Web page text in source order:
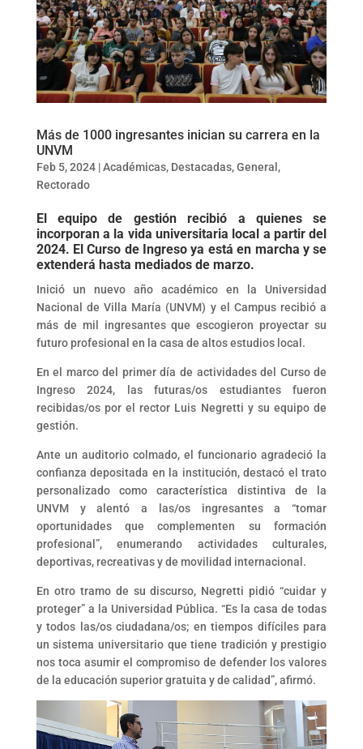
Más de 1000 ingresantes inician su carrera en la
UNVM
Feb 5, 2024|Académicas, Destacadas,General ,
Rectorado
El equipo de gestión recibió a quienes se
incorporan a la vida universitaria local a partir del
2024. El Curso de Ingreso ya está en marcha y se
extenderá hasta mediados de marzo.
Inició un nuevo año académico en la Universidad
Nacional de Villa María (UNVM) y el Campus recibió a
más de mil ingresantes que escogieron proyectar su
futuro profesional en la casa de altos estudios local.
En el marco del primer día de actividades del Curso de
Ingreso 2024, las futuras/os estudiantes fueron
recibidas/os por el rector Luis Negretti y su equipo de
gestión.
Ante un auditorio colmado, el funcionario agradeció la
confianza depositada en la institución, destacó el trato
personalizado como característica distintiva de la
UNVM y alentó a las/os ingresantes a “tomar
oportunidades que complementen su formación
profesional”, enumerando actividades culturales,
deportivas, recreativas y de movilidad internacional.
En otro tramo de su discurso, Negretti pidió “cuidar y
proteger” a la Universidad Pública. “Es la casa de todas
y todos las/os ciudadana/os; en tiempos difíciles para
un sistema universitario que tiene tradición y prestigio
nos toca asumir el compromiso de defender los valores
de la educación superior gratuita y de calidad”, afirmó.